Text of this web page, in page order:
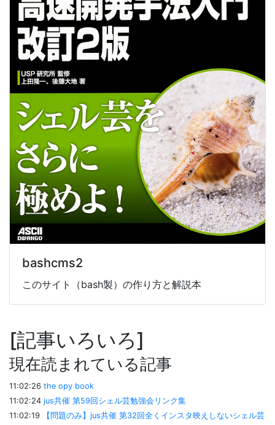
bashcms2
このサイト（bash製）の作り方と解説本
記事いろいろ
現在読まれている記事
11:02:26 the opy book
11:02:24 jus共催 第59回シェル芸勉強会リンク集
11:02:19
【問題のみ】jus共催 第32回全くインスタ映えしないシェル芸